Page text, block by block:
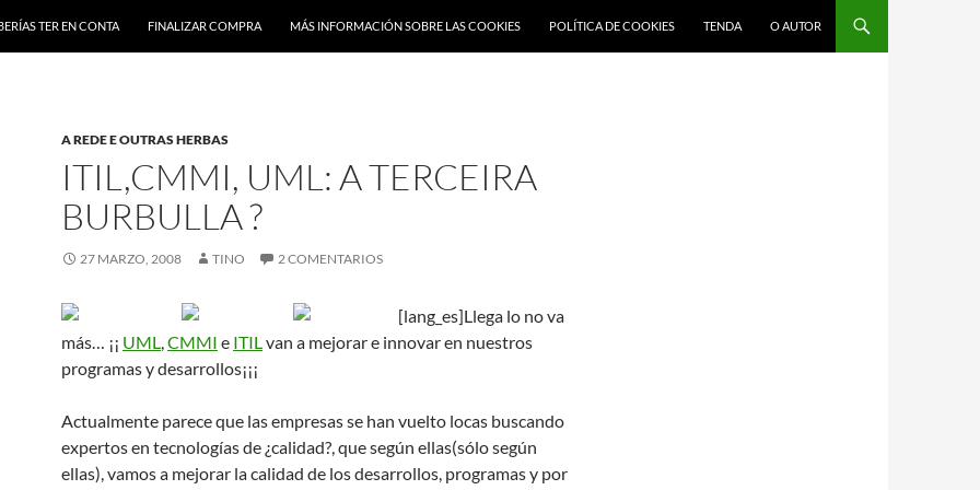
TER EN CONTA FINALIZAR COMPRA MÁS INFORMACIÓN SOBRE LAS COOKIES POLÍTICA DE COOKIES TENDA O AUTOR
A REDE E OUTRAS HERBAS
ITIL,CMMI, UML: A TERCEIRA
BURBULLA ?
27 MARZO, 2008 TINO 2 COMENTARIOS
[lang_es]Llega lo no va
más… ¡¡ UML,CMMI e ITILvan a mejorar e innovar en nuestros
programas y desarrollos¡¡¡
Actualmente parece que las empresas se han vuelto locas buscando
expertos en tecnologías de ¿calidad?, que según ellas(sólo según
ellas), vamos a mejorar la calidad de los desarrollos, programas y por